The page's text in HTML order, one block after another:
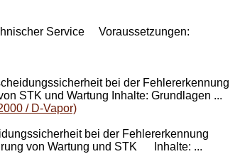
Service Voraussetzungen:
bei der Fehlererkennung
STK und Wartung Inhalte: Grundlagen ...
/ D-Vapor)
bei der Fehlererkennung
von Wartung und STK Inhalte: ...